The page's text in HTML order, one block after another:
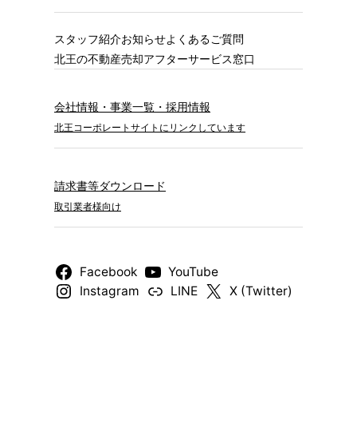
スタッフ紹介お知らせよくあるご質問
北王の不動産売却アフターサービス窓口
会社情報・事業一覧・採用情報
北王コーポレートサイトにリンクしています
請求書等ダウンロード
取引業者様向け
Facebook
YouTube
Instagram
LINE X (Twitter)